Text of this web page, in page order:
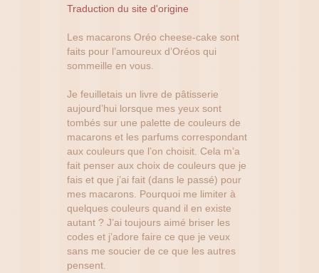
Traduction du site d'origine
Les macarons Oréo cheese-cake sont
faits pour l’amoureux d’Oréos qui
sommeille en vous.
Je feuilletais un livre de pâtisserie
aujourd’hui lorsque mes yeux sont
tombés sur une palette de couleurs de
macarons et les parfums correspondant
aux couleurs que l’on choisit. Cela m’a
fait penser aux choix de couleurs que je
fais et que j’ai fait (dans le passé) pour
mes macarons. Pourquoi me limiter à
quelques couleurs quand il en existe
autant ? J’ai toujours aimé briser les
codes et j’adore faire ce que je veux
sans me soucier de ce que les autres
pensent.